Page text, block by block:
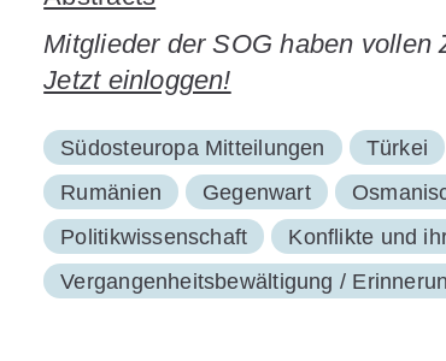
Mitglieder der SOG haben vollen
Jetzt einloggen!
Südosteuropa Mitteilungen Türkei
Rumänien
Gegenwart
Politikwissenschaft
Konflikte und
Vergangenheitsbewältigung /